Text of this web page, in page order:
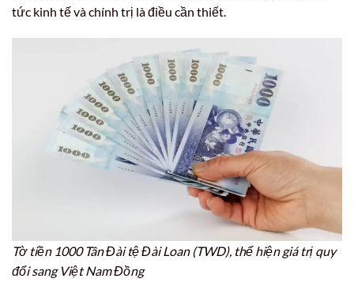
tức kinh tế và chính trị là điều cần thiết.
Tờ tiền 1000 Tân Đài tệ Đài Loan (TWD), thể hiện giá trị quy
đổi sang Việt Nam Đồng